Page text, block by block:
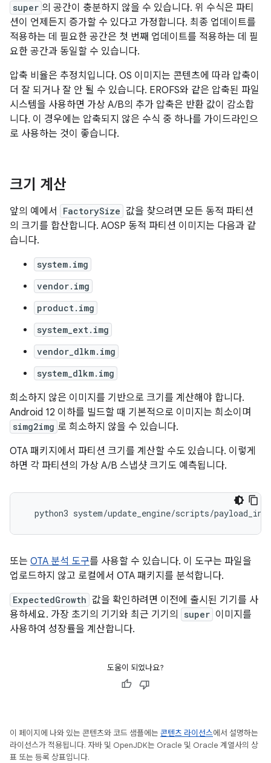
super 의 공간이 충분하지 않을 수 있습니다. 위 수식은 파티
션이 언제든지 증가할 수 있다고 가정합니다. 최종 업데이트를
적용하는 데 필요한 공간은 첫 번째 업데이트를 적용하는 데 필
요한 공간과 동일할 수 있습니다.
압축 비율은 추정치입니다. OS 이미지는 콘텐츠에 따라 압축이
더 잘 되거나 잘 안 될 수 있습니다. EROFS와 같은 압축된 파일
시스템을 사용하면 가상 A/B의 추가 압축은 반환 값이 감소합
니다. 이 경우에는 압축되지 않은 수식 중 하나를 가이드라인으
로 사용하는 것이 좋습니다.
크기 계산
앞의 예에서 FactorySize 값을 찾으려면 모든 동적 파티션
의 크기를 합산합니다. AOSP 동적 파티션 이미지는 다음과 같
습니다.
system.img
vendor.img
product.img
system_ext.img
vendor_dlkm.img
system_dlkm.img
희소하지 않은 이미지를 기반으로 크기를 계산해야 합니다.
Android 12 이하를 빌드할 때 기본적으로 이미지는 희소이며
simg2img 로 희소하지 않을 수 있습니다.
OTA 패키지에서 파티션 크기를 계산할 수도 있습니다. 이렇게
하면 각 파티션의 가상 A/B 스냅샷 크기도 예측됩니다.
python3 system/update_engine/scripts/
또는 OTA 분석 도구를 사용할 수 있습니다. 이 도구는 파일을
업로드하지 않고 로컬에서 OTA 패키지를 분석합니다.
ExpectedGrowth 값을 확인하려면 이전에 출시된 기기를 사
용하세요. 가장 초기의 기기와 최근 기기의
super 이미지를
사용하여 성장률을 계산합니다.
도움이 되었나요?
이 페이지에 나와 있는 콘텐츠와 코드 샘플에는 콘텐츠 라이선스에서 설명하는
라이선스가 적용됩니다. 자바 및 OpenJDK는 Oracle 및 Oracle 계열사의 상
표 또는 등록 상표입니다.